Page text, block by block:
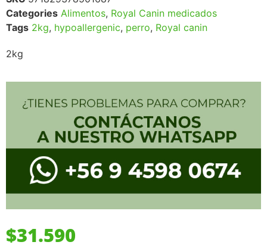
Categories Alimentos, Royal Canin medicados
Tags 2kg, hypoallergenic, perro, Royal canin
2kg
$31.590